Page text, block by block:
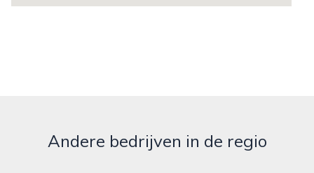
Andere bedrijven in de regio